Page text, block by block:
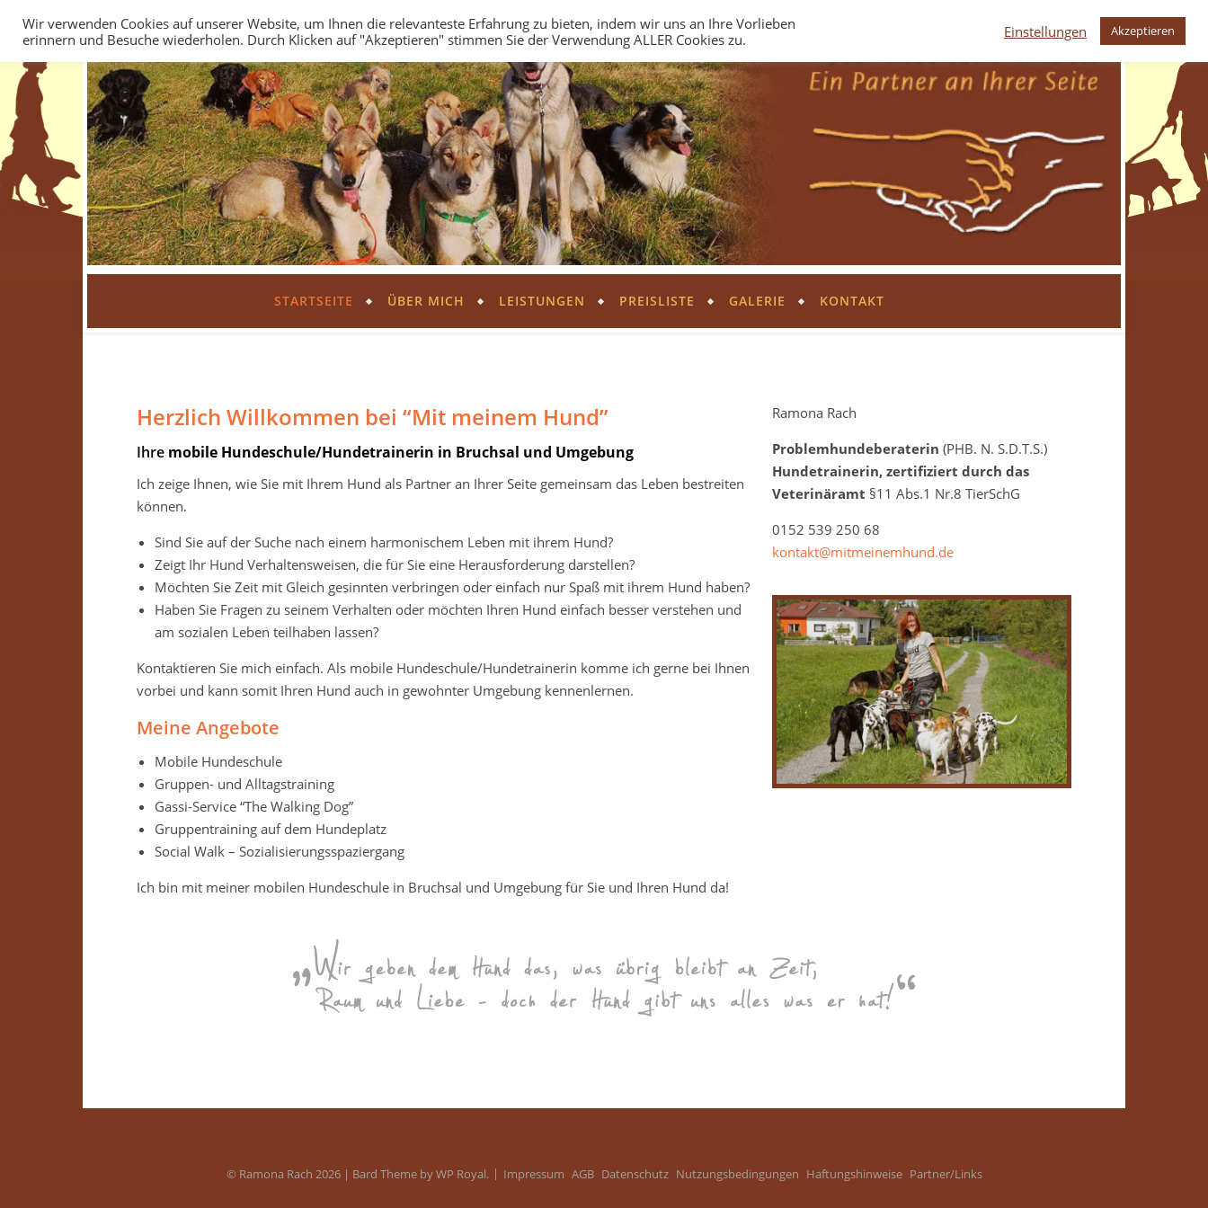
STARTSEITE ÜBER MICH LEISTUNGEN PREISLISTE GALERIE KONTAKT
Herzlich Willkommen bei “Mit meinem Hund”
Ihre mobile Hundeschule/Hundetrainerin in Bruchsal und Umgebung
Ich zeige Ihnen, wie Sie mit Ihrem Hund als Partner an Ihrer Seite gemeinsam das Leben bestreiten
können.
Sind Sie auf der Suche nach einem harmonischem Leben mit ihrem Hund?
Zeigt Ihr Hund Verhaltensweisen, die für Sie eine Herausforderung darstellen?
Möchten Sie Zeit mit Gleich gesinnten verbringen oder einfach nur Spaß mit ihrem Hund haben?
Haben Sie Fragen zu seinem Verhalten oder möchten Ihren Hund einfach besser verstehen und
am sozialen Leben teilhaben lassen?
Kontaktieren Sie mich einfach. Als mobile Hundeschule/Hundetrainerin komme ich gerne bei Ihnen
vorbei und kann somit Ihren Hund auch in gewohnter Umgebung kennenlernen.
Meine Angebote
Mobile Hundeschule
Gruppen- und Alltagstraining
Gassi-Service “The Walking Dog”
Gruppentraining auf dem Hundeplatz
Social Walk – Sozialisierungsspaziergang
Ich bin mit meiner mobilen Hundeschule in Bruchsal und Umgebung für Sie und Ihren Hund da!
Ramona Rach
Problemhundeberaterin (PHB. N. S.D.T.S.)
Hundetrainerin, zertifiziert durch das
Veterinäramt §11 Abs.1 Nr.8 TierSchG
0152 539 250 68
kontakt@mitmeinemhund.de
© Ramona Rach 2026 | Bard Theme byWP Royal. Impressum AGB Datenschutz Nutzungsbedingungen Haftungshinweise Partner/Links
Wir verwenden Cookies auf unserer Website, um Ihnen die relevanteste Erfahrung zu bieten, indem wir uns an Ihre Vorlieben
erinnern und Besuche wiederholen. Durch Klicken auf "Akzeptieren" stimmen Sie der Verwendung ALLER Cookies zu.
Einstellungen Akzeptieren